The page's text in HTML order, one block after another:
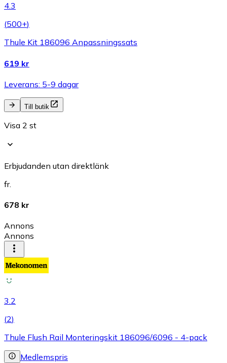
4.3
(500+)
Thule Kit 186096 Anpassningssats
619 kr
Leverans: 5-9 dagar
Till butik
Visa 2 st
Erbjudanden utan direktlänk
fr.
678 kr
Annons
Annons
3.2
(2)
Thule Flush Rail Monteringskit 186096/6096 - 4-pack
Medlemspris